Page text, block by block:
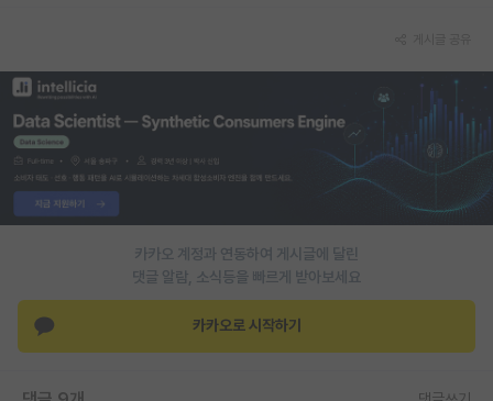
카카오 계정과 연동하여 게시글에 달린
댓글 알람, 소식등을 빠르게 받아보세요
카카오로 시작하기